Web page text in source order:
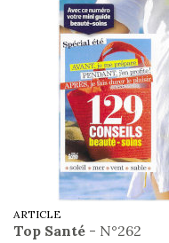
ARTICLE
Top Santé - N°262